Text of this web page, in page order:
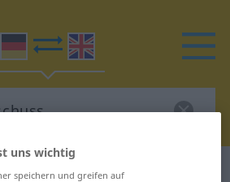
Wörterbuch
uns wichtig
speichern und greifen auf